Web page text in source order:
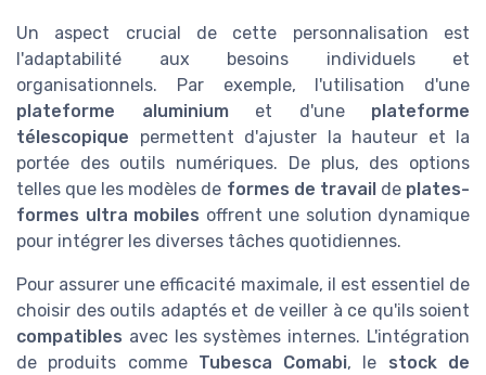
Un aspect crucial de cette personnalisation est
l'adaptabilité aux besoins individuels et
organisationnels. Par exemple, l'utilisation d'une
plateforme aluminiumet d'une plateforme
télescopique permettent d'ajuster la hauteur et la
portée des outils numériques. De plus, des options
telles que les modèles de formes de travailde plates-
formes ultra mobiles offrent une solution dynamique
pour intégrer les diverses tâches quotidiennes.
Pour assurer une efficacité maximale, il est essentiel de
choisir des outils adaptés et de veiller à ce qu'ils soient
compatibles avec les systèmes internes. L'intégration
de produits comme Tubesca Comabi, le stock de